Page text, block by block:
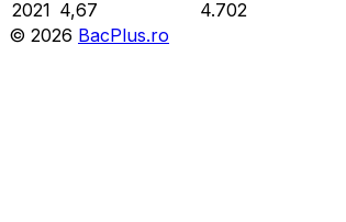
2021 4,67 4.702
© 2026 BacPlus.ro